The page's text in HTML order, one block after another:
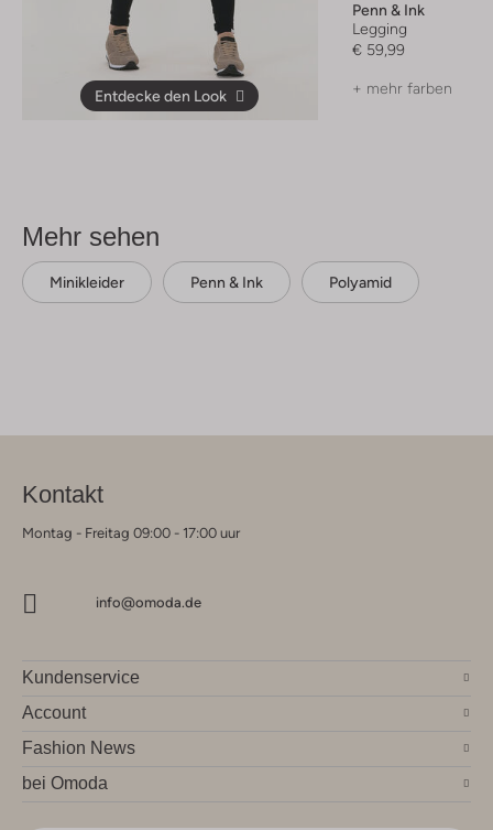
Entdecke den Look
Penn & Ink
Legging
€ 59,99
+ mehr farben
Mehr sehen
Minikleider Penn & Ink Polyamid
Kontakt
Montag - Freitag 09:00 - 17:00 uur
info@omoda.de
Kundenservice
Account
Fashion News
bei Omoda